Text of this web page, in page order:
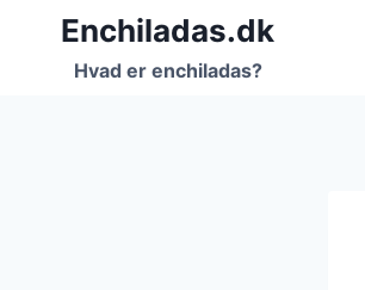
FortsætEnchiladas.dk
Hvad er enchiladas?